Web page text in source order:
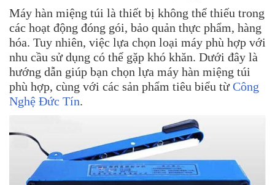
Máy hàn miệng túi là thiết bị không thể thiếu trong
các hoạt động đóng gói, bảo quản thực phẩm, hàng
hóa. Tuy nhiên, việc lựa chọn loại máy phù hợp với
nhu cầu sử dụng có thể gặp khó khăn. Dưới đây là
hướng dẫn giúp bạn chọn lựa máy hàn miệng túi
phù hợp, cùng với các sản phẩm tiêu biểu từCông
Nghệ Đức Tín.